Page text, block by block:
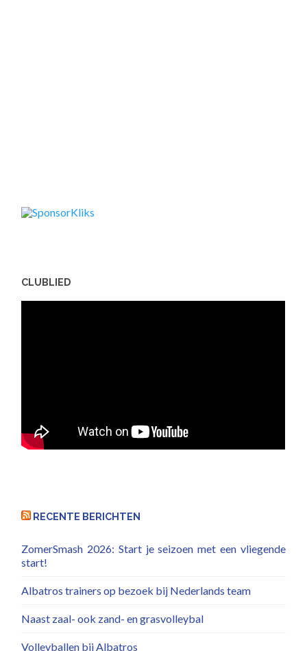
CLUBLIED
RECENTE BERICHTEN
ZomerSmash 2026: Start je seizoen met een vliegende
start!
Albatros trainers op bezoek bij Nederlands team
Naast zaal- ook zand- en grasvolleybal
Volleyballen bij Albatros